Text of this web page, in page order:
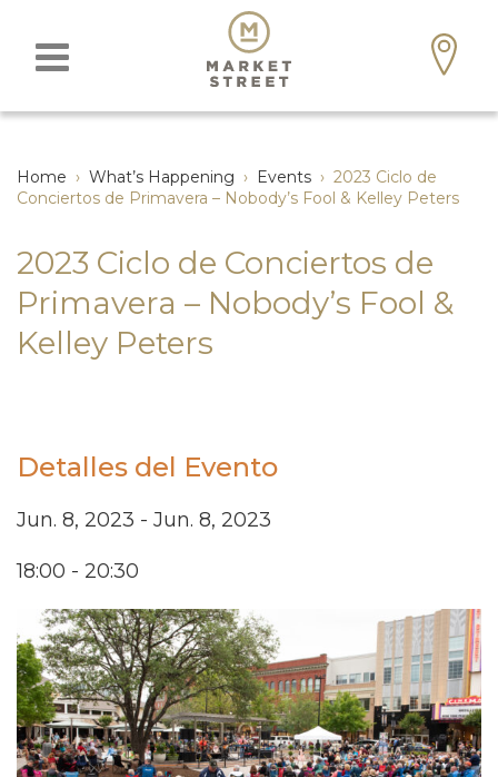
Home › What’s Happening › Events › 2023 Ciclo de
Conciertos de Primavera – Nobody’s Fool & Kelley Peters
2023 Ciclo de Conciertos de
Primavera – Nobody’s Fool &
Kelley Peters
Detalles del Evento
Jun. 8, 2023 - Jun. 8, 2023
18:00 - 20:30